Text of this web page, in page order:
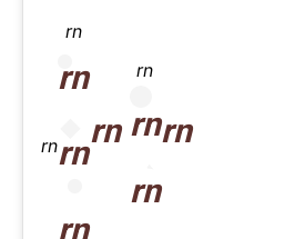
rn
rn
rn
rn
rn
rn
rn
rn
rn
rn